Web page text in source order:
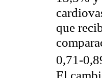
que
0,71-
El